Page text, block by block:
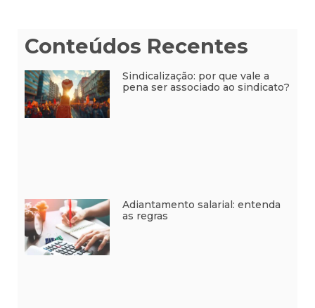
Conteúdos Recentes
Sindicalização: por que vale a
pena ser associado ao sindicato?
Adiantamento salarial: entenda
as regras